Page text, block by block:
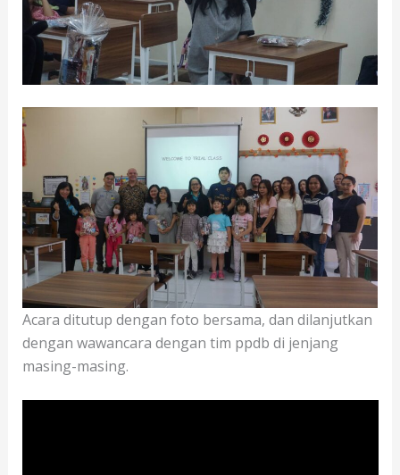
Acara ditutup dengan foto bersama, dan dilanjutkan
dengan wawancara dengan tim ppdb di jenjang
masing-masing.